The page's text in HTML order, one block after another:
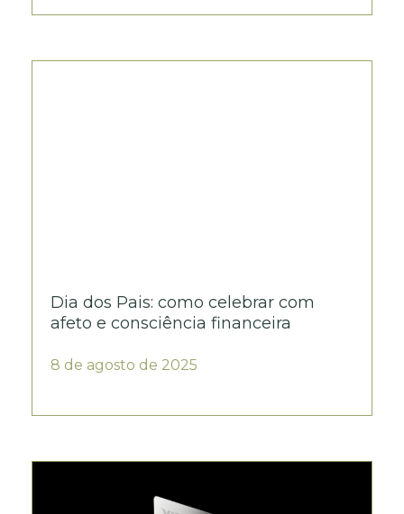
Dia dos Pais: como celebrar com
afeto e consciência financeira
8 de agosto de 2025